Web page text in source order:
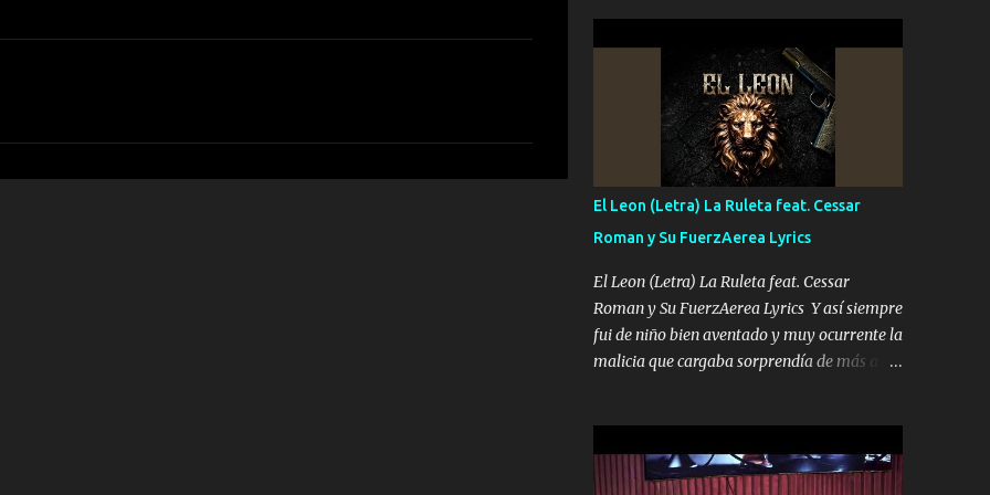
conciertos más que llenar Se mueven solo
por el interés P...
inteligente junto con su hermano el TRES
blindado el Estado tiene andan ESPERANDO
al UNO QUE PRONTO ESTARÁ PRESENTE
Que no falten las bucanas ni tampoco las
mujeres porque es platica de grandes por eso
hay que estar alegres doy las instrucciones
para atender los deberes Música Si es que
salta algún problema de confianza tengo
gente ahí está el Hombre Cuarenta y
también Pariente 7 arreglan cualquier
problema no más es cuestión que ordené
NOS HACE FALTA UN HERMANO DE CLAVE
SIEMPRE VIO POR LA FAMILIA PARA QUE
SIGA EL LEGADO Es el DOS de los
HERMANOS un cerebro inteligente y com...
El Leon (Letra) La Ruleta feat. Cessar
Roman y Su FuerzAerea Lyrics
El Leon (Letra) La Ruleta feat. Cessar
Roman y Su FuerzAerea Lyrics Y así siempre
fui de niño bien aventado y muy ocurrente la
malicia que cargaba sorprendía de más a la
Tranquilo me la navego ando en lo mío sin